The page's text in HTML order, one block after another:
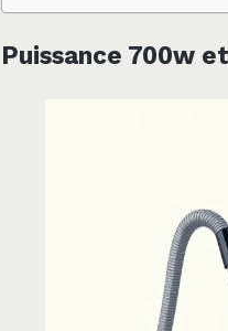
Puissance 700w